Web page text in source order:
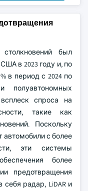
был
в 2023 году и, по
в период с 2024 по
спроса на
такие как
Поскольку
автомобили с более
эти системы
более
предотвращения
радар, LiDAR и